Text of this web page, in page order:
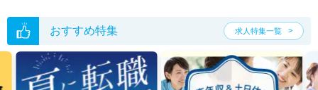
い。
おすすめ特集 求人特集一覧